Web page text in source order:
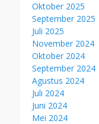
Oktober 2025
September 2025
Juli 2025
November 2024
Oktober 2024
September 2024
Agustus 2024
Juli 2024
Juni 2024
Mei 2024